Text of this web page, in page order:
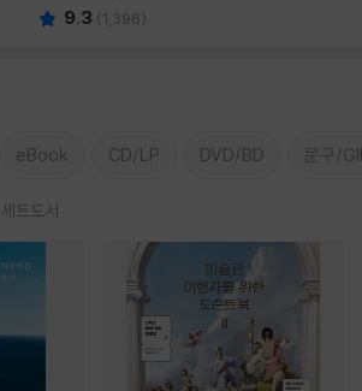
9.3 (1,396)
eBook CD/LP DVD/BD 문구/
세트도서